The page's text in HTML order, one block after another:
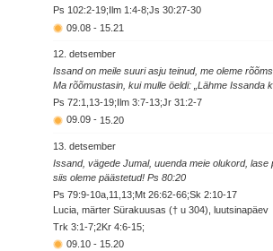
Ps 102:2-19;Ilm 1:4-8;Js 30:27-30
09.08 - 15.21
12. detsember
Issand on meile suuri asju teinud, me oleme
Ma rõõmustasin, kui mulle öeldi: „Lähme Issanda
Ps 72:1,13-19;Ilm 3:7-13;Jr 31:2-7
09.09 - 15.20
13. detsember
Issand, vägede Jumal, uuenda meie olukord, lase
siis oleme päästetud! Ps 80:20
Ps 79:9-10a,11,13;Mt 26:62-66;Sk 2:10-17
Lucia, märter Sürakuusas († u 304), luutsinapäev
Trk 3:1-7;2Kr 4:6-15;
09.10 - 15.20